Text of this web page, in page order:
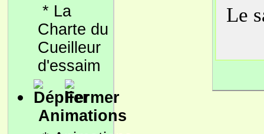
* La
Charte du
Cueilleur
d'essaim
Animations
Le